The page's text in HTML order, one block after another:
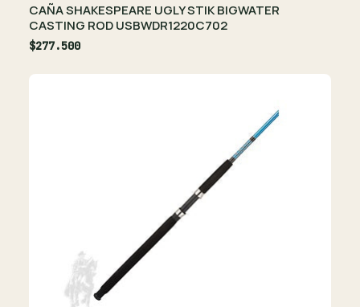
CAÑA SHAKESPEARE UGLY STIK BIGWATER
CASTING ROD USBWDR1220C702
$277.500